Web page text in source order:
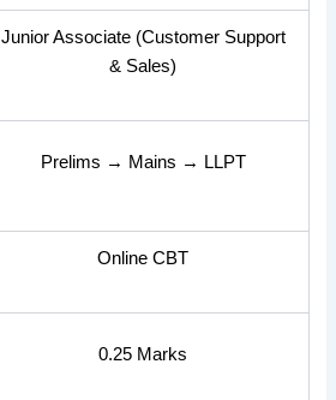
Junior Associate (Customer Support
& Sales)
Prelims → Mains → LLPT
Online CBT
0.25 Marks